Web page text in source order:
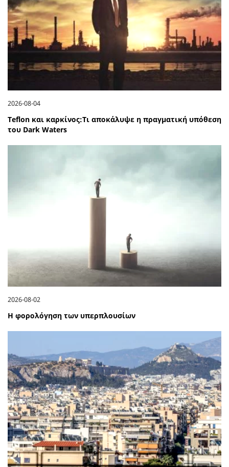
2026-08-04
Teflon και καρκίνος:Τι αποκάλυψε η πραγματική υπόθεση
του Dark Waters
2026-08-02
Η φορολόγηση των υπερπλουσίων